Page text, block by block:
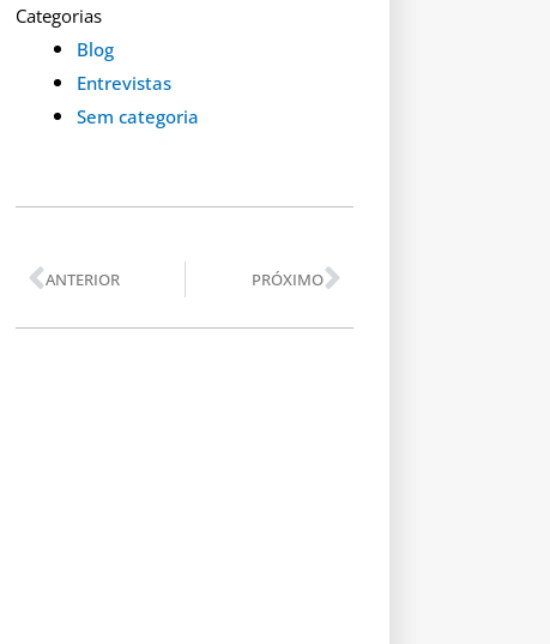
Categorias
Blog
Entrevistas
Sem categoria
Anterior
ANTERIOR PRÓXIMOPróximo